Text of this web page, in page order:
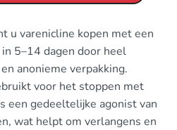
u varenicline kopen met een
5–14 dagen door heel
anonieme verpakking.
voor het stoppen met
een gedeeltelijke agonist van
wat helpt om verlangens en